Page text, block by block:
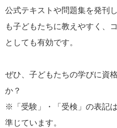
公式テキストや問題集を発刊
も子どもたちに教えやすく、
としても有効です。
ぜひ、子どもたちの学びに資
か？
※「受験」・「受検」の表記
準じています。